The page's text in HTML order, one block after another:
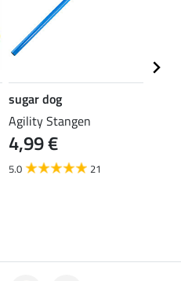
sugar dog
Agility Stangen
4,99 €
5.0 21